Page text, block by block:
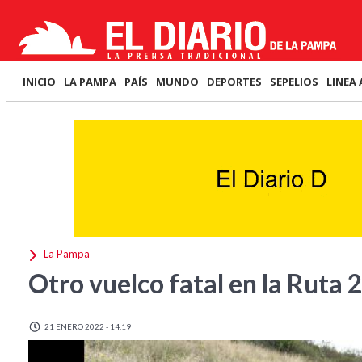
INICIO LA PAMPA PAÍS MUNDO DEPORTES SEPELIOS LINEA
La Pampa
Otro vuelco fatal en la Ruta
21 ENERO 2022 - 14:19